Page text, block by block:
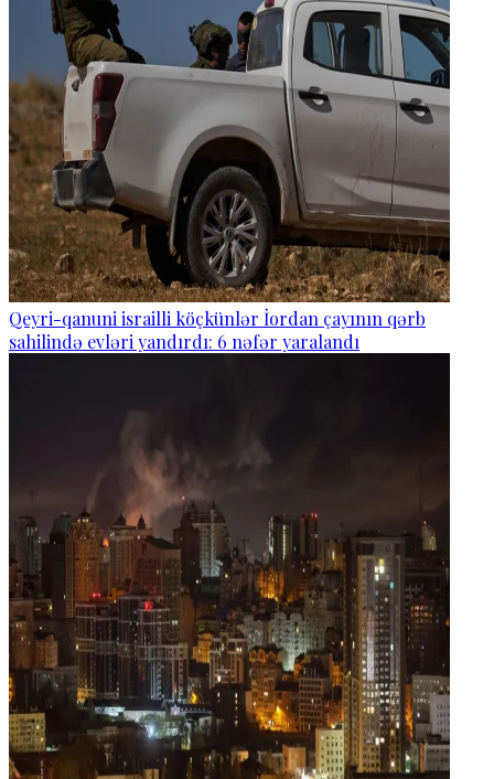
Qeyri-qanuni israilli köçkünlər İordan çayının qərb
sahilində evləri yandırdı: 6 nəfər yaralandı